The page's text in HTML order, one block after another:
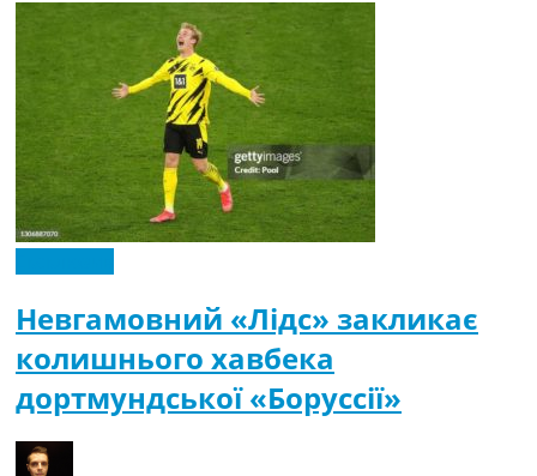
Невгамовний «Лідс» закликає
колишнього хавбека
дортмундської «Боруссії»